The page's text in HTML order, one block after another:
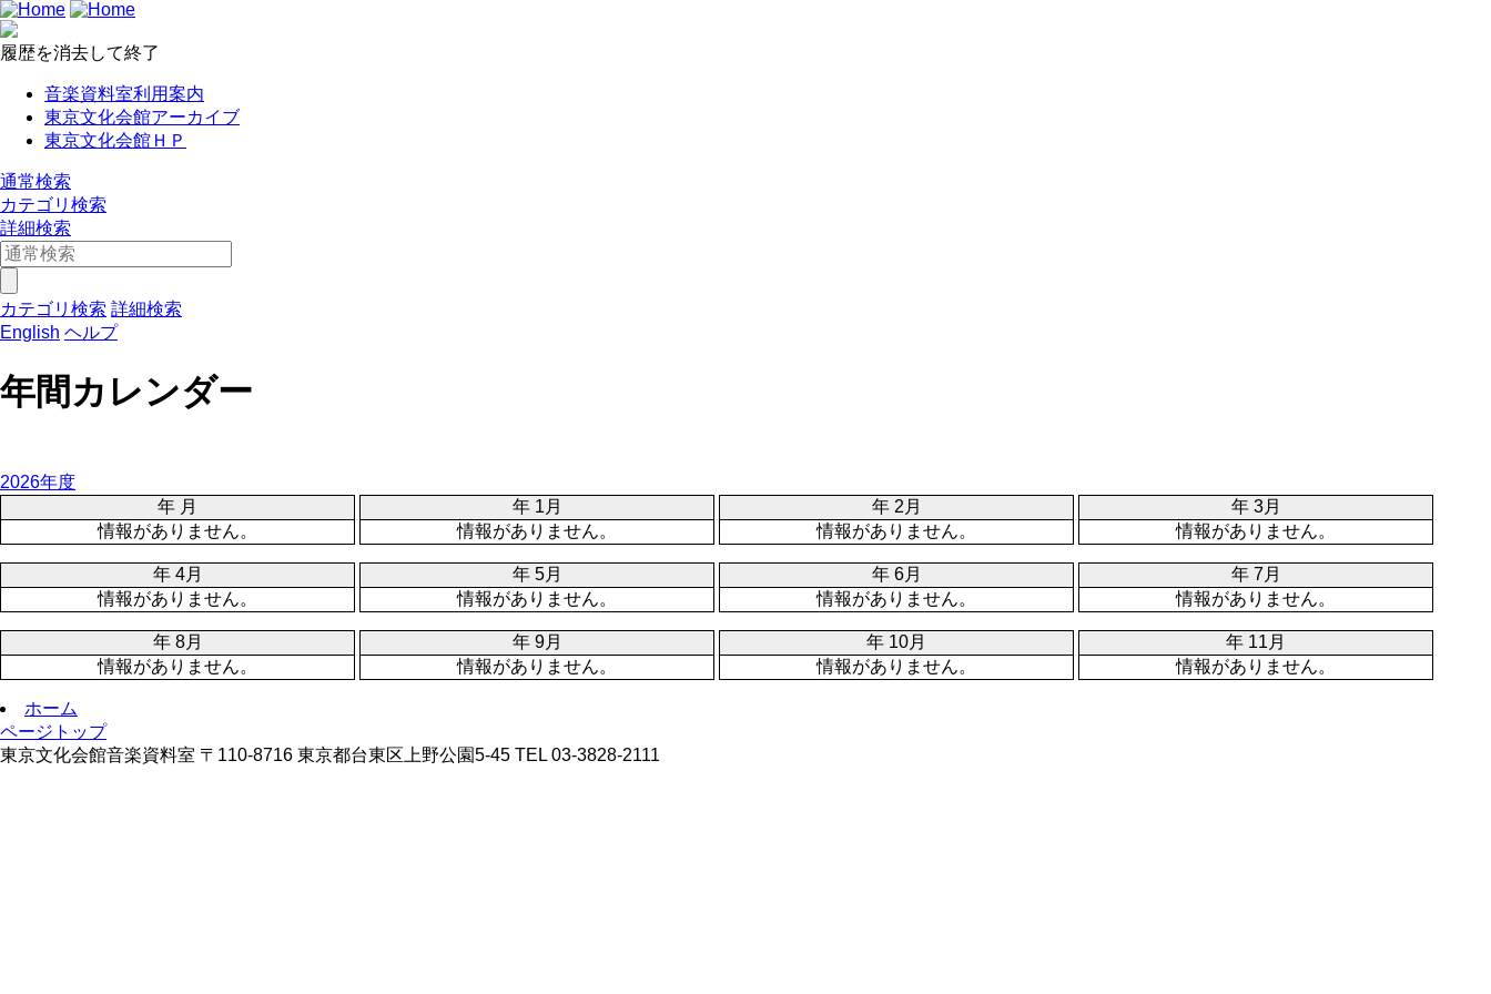
履歴を消去して終了
音楽資料室利用案内
東京文化会館アーカイブ
東京文化会館ＨＰ
通常検索
カテゴリ検索
詳細検索
カテゴリ検索 詳細検索
English ヘルプ
年間カレンダー
2026年度
年 月
情報がありません。
年 1月
情報がありません。
年 2月
情報がありません。
年 3月
情報がありません。
年 4月
情報がありません。
年 5月
情報がありません。
年 6月
情報がありません。
年 7月
情報がありません。
年 8月
情報がありません。
年 9月
情報がありません。
年 10月
情報がありません。
年 11月
情報がありません。
ホーム
ページトップ
東京文化会館音楽資料室 〒110-8716 東京都台東区上野公園5-45 TEL 03-3828-2111